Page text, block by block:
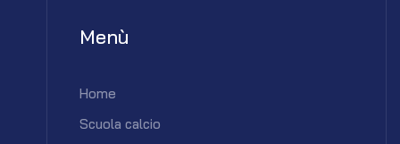
Menù
Home
Scuola calcio